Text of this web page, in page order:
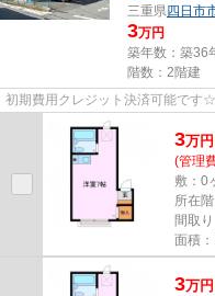
三重県四日市
3万円
築年数：築36
階数：2階建
初期費用クレジット決済可能です
3万円
(管理
敷：0
所在
間取
面積
3万円